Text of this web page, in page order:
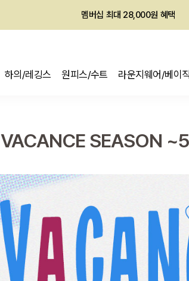
회원전용 아울렛, 가입하면 ~60% 할
하의/레깅스 원피스/수트 라운지웨어/베이직
VACANCE SEASON